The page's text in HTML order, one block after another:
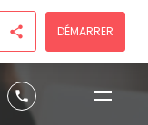
phone
share DÉMARRER